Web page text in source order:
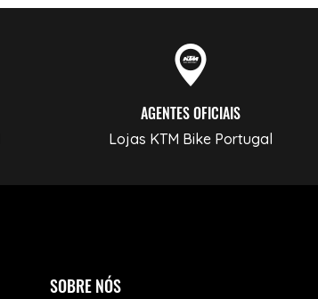
AGENTES OFICIAIS
Lojas KTM Bike Portugal
SOBRE NÓS